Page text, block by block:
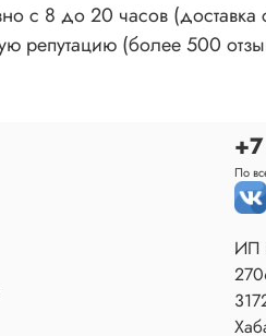
с 8 до 20 часов
репутацию (более 500
По
ИП